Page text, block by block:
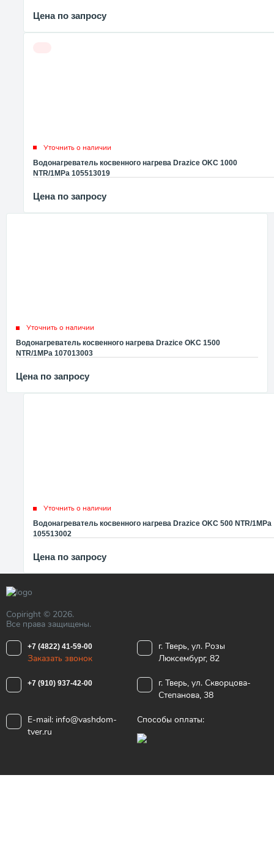
Цена по запросу
Уточнить о наличии
Водонагреватель косвенного нагрева Drazice OKC 1000
NTR/1MPa 105513019
Цена по запросу
Уточнить о наличии
Водонагреватель косвенного нагрева Drazice OKC 1500
NTR/1MPa 107013003
Цена по запросу
Уточнить о наличии
Водонагреватель косвенного нагрева Drazice OKC 500 NTR/1MPa
105513002
Цена по запросу
Copiright © 2026.
Все права защищены.
+7 (4822) 41-59-00
Заказать звонок
г. Тверь, ул. Розы
Люксембург, 82
+7 (910) 937-42-00
г. Тверь, ул. Скворцова-
Степанова, 38
E-mail: info@vashdom-
tver.ru
Способы оплаты: